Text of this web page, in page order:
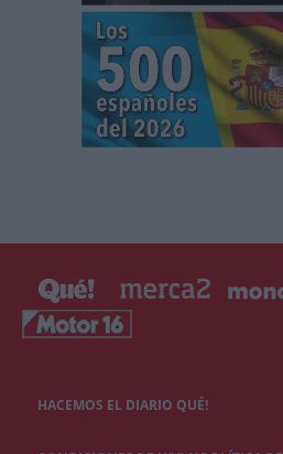
HACEMOS EL DIARIO QUÉ!